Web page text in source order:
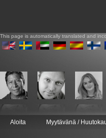
This page is automatically translated and
Aloita Myytävänä /